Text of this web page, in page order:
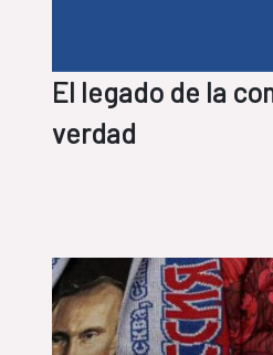
El legado de la
verdad